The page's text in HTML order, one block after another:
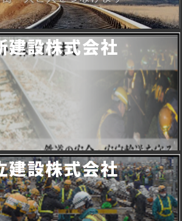
建設株式会社
建設株式会社